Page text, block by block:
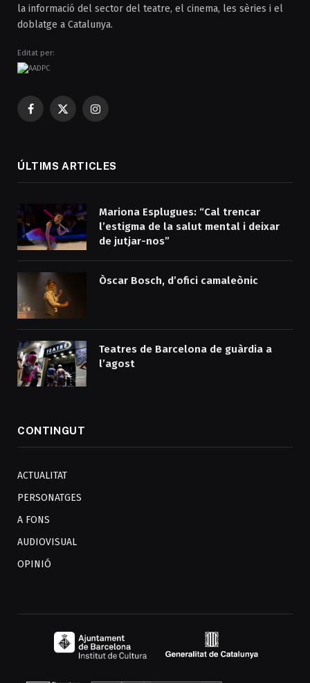
la informació del sector del teatre, el cinema, les sèries i el
doblatge a Catalunya.
Editat per:
Facebook
X
Instagram
ÚLTIMS ARTICLES
Mariona Esplugues: “Cal trencar
l’estigma de la salut mental i deixar
de jutjar-nos”
Òscar Bosch, d’ofici camaleònic
Teatres de Barcelona de guàrdia a
l’agost
CONTINGUT
ACTUALITAT
PERSONATGES
A FONS
AUDIOVISUAL
OPINIÓ